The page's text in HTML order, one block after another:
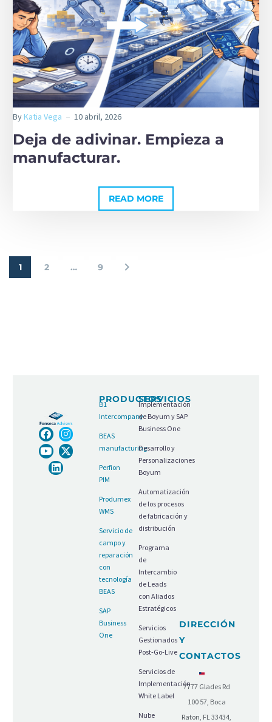
ByKatia Vega 10 abril, 2026
Deja de adivinar. Empieza a
manufacturar.
READ MORE
1 2 … 9
PRODUCTOS
B1
Intercompany
BEAS
manufacturing
Perfion
PIM
Produmex
WMS
Servicio de
campo y
reparación
con
tecnología
BEAS
SAP
Business
One
SERVICIOS
Implementación
de Boyum y SAP
Business One
Desarrollo y
Personalizaciones
Boyum
Automatización
de los procesos
de fabricación y
distribución
Programa
de
Intercambio
de Leads
con Aliados
Estratégicos
Servicios
Gestionados
Post-Go-Live
Servicios de
Implementación
White Label
Nube
DIRECCIÓN
Y
CONTACTOS
7777 Glades Rd
100 57, Boca
Raton, FL 33434,